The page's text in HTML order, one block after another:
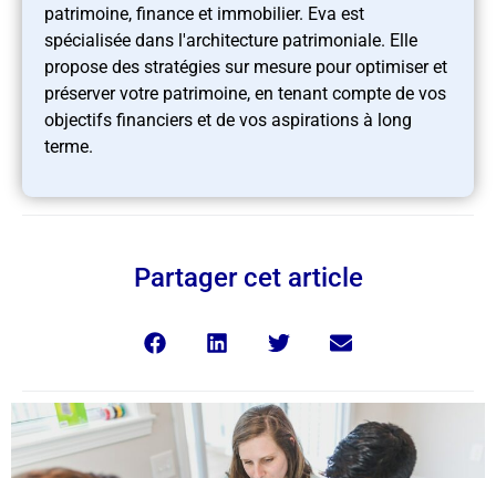
patrimoine, finance et immobilier. Eva est
spécialisée dans l'architecture patrimoniale. Elle
propose des stratégies sur mesure pour optimiser et
préserver votre patrimoine, en tenant compte de vos
objectifs financiers et de vos aspirations à long
terme.
Partager cet article